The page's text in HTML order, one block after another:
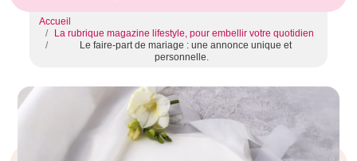
Accueil
La rubrique magazine lifestyle, pour embellir votre quotidien
Le faire-part de mariage : une annonce unique et
personnelle.